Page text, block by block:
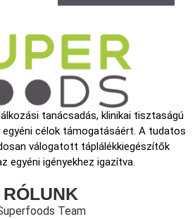
tanácsadás, klinikai tisztaságú
célok támogatásáért. A tudatos
válogatott táplálékkiegészítők
egyéni igényekhez igazítva.
RÓLUNK
Team